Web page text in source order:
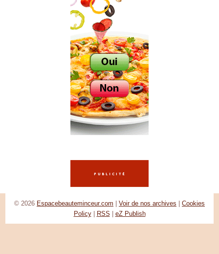
© 2026 Espacebeauteminceur.com Voir de nos archives
Cookies
Policy| RSS eZ Publish